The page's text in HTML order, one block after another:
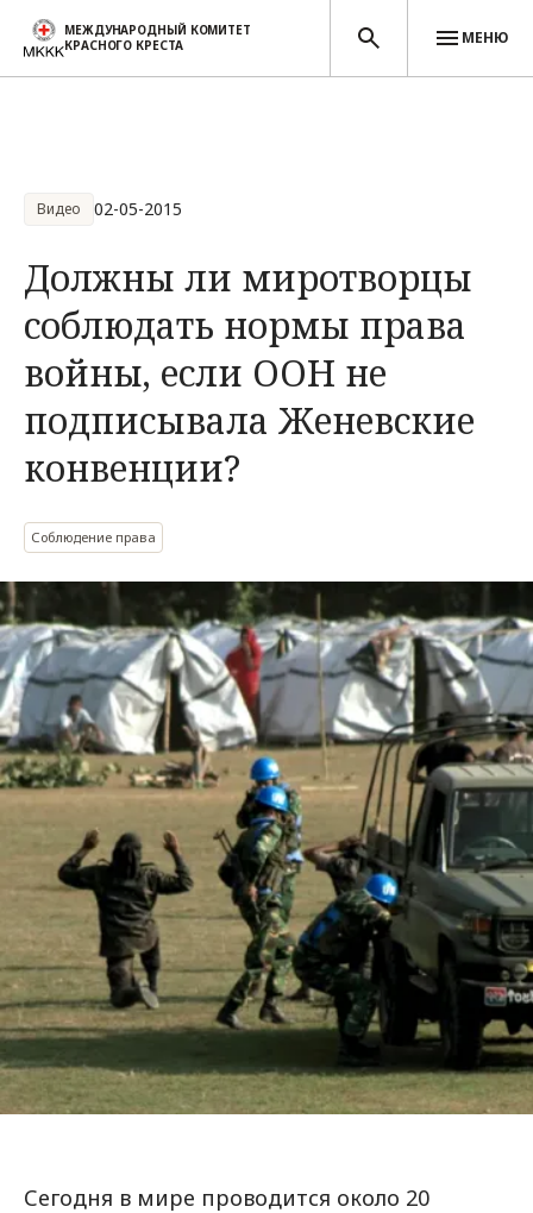
МЕЖДУНАРОДНЫЙ КОМИТЕТ
КРАСНОГО КРЕСТА
МЕНЮ
Видео 02-05-2015
Должны ли миротворцы
соблюдать нормы права
войны, если ООН не
подписывала Женевские
конвенции?
Соблюдение права
Сегодня в мире проводится около 20